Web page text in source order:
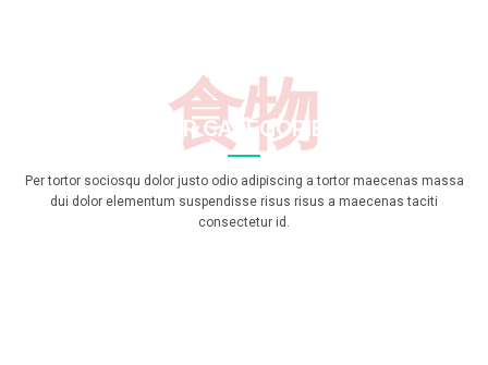
食物
OUR CATEGORIES
Per tortor sociosqu dolor justo odio adipiscing a tortor maecenas massa
dui dolor elementum suspendisse risus risus a maecenas taciti
consectetur id.